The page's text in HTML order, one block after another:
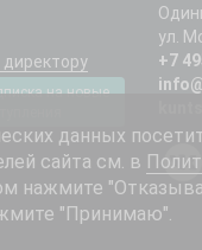
на новые
ул.
+7
данных
сайта см. в
нажмите
"Принимаю".